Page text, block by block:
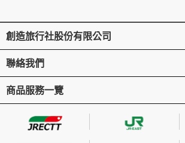
創造旅行社股份有限公司
聯絡我們
商品服務一覽